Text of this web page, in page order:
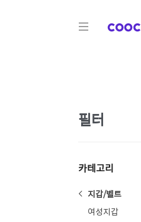
COOCHA
필터
카테고리
지갑/벨트
여성지갑